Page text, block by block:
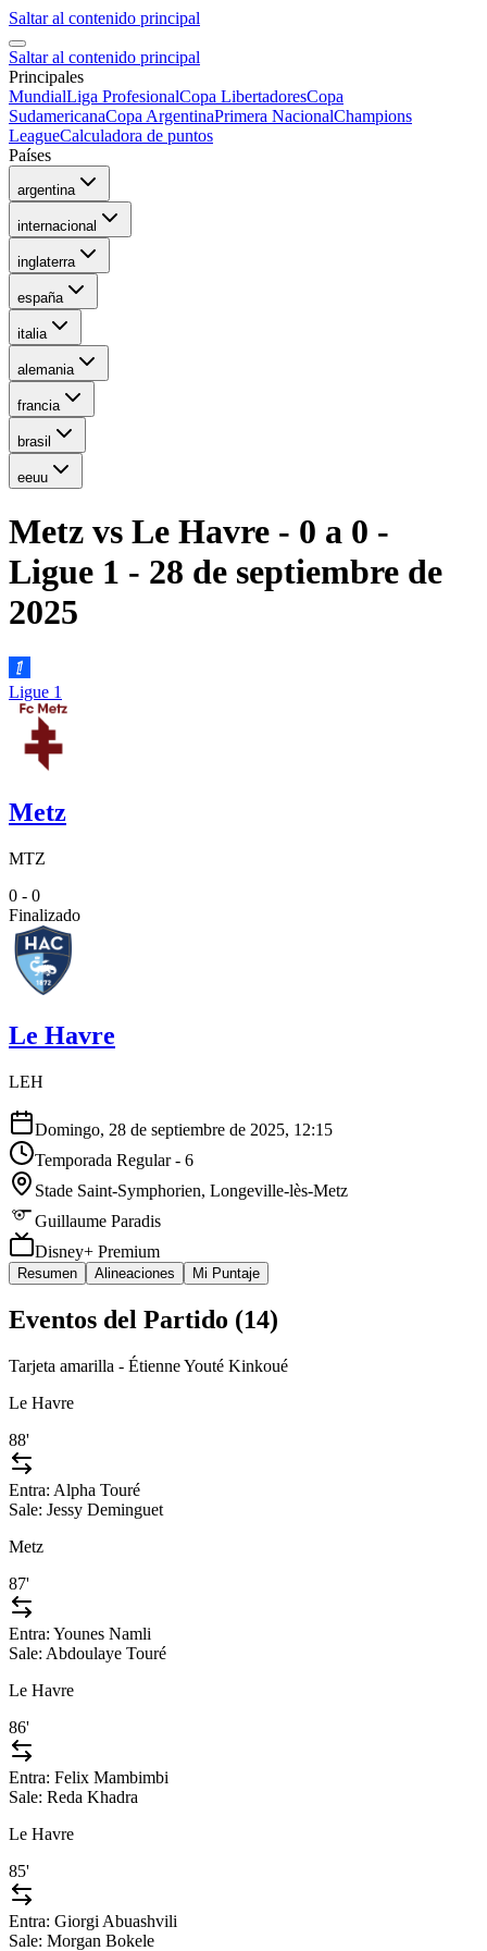
Saltar al contenido principal
Saltar al contenido principal
Principales
MundialLiga ProfesionalCopa LibertadoresCopa
SudamericanaCopa ArgentinaPrimera NacionalChampions
LeagueCalculadora de puntos
Países
argentina
internacional
inglaterra
españa
italia
alemania
francia
brasil
eeuu
Metz vs Le Havre - 0 a 0 -
Ligue 1 - 28 de septiembre de
2025
Ligue 1
Metz
MTZ
0 - 0
Finalizado
Le Havre
LEH
Domingo, 28 de septiembre de 2025, 12:15
Temporada Regular - 6
Stade Saint-Symphorien, Longeville-lès-Metz
Guillaume Paradis
Disney+ Premium
Resumen Alineaciones Mi Puntaje
Eventos del Partido (14)
Tarjeta amarilla - Étienne Youté Kinkoué
Le Havre
88'
Entra: Alpha Touré
Sale: Jessy Deminguet
Metz
87'
Entra: Younes Namli
Sale: Abdoulaye Touré
Le Havre
86'
Entra: Felix Mambimbi
Sale: Reda Khadra
Le Havre
85'
Entra: Giorgi Abuashvili
Sale: Morgan Bokele